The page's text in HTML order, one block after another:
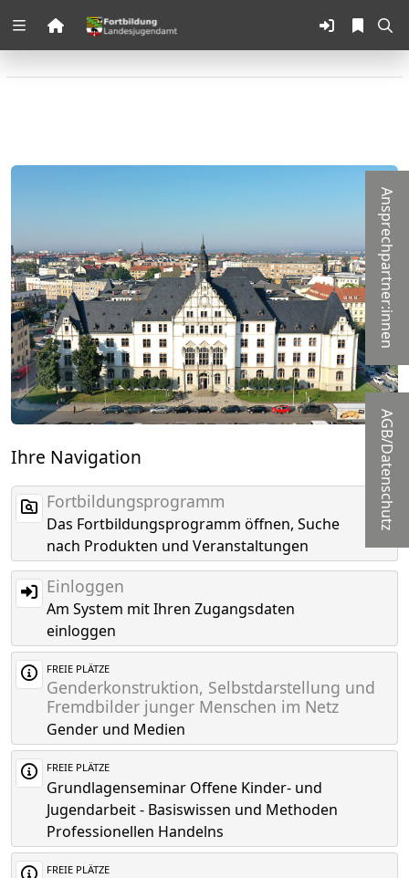
Zuklappen
Loading
Loading
Loading Ansprechpartner:innen
AGB/Datenschutz
Ihre Navigation
Fortbildungsprogramm
Das Fortbildungsprogramm öffnen, Suche
nach Produkten und Veranstaltungen
Einloggen
Am System mit Ihren Zugangsdaten
einloggen
FREIE PLÄTZE
Genderkonstruktion, Selbstdarstellung und
Fremdbilder junger Menschen im Netz
Gender und Medien
FREIE PLÄTZE
Grundlagenseminar Offene Kinder- und
Jugendarbeit - Basiswissen und Methoden
Professionellen Handelns
FREIE PLÄTZE